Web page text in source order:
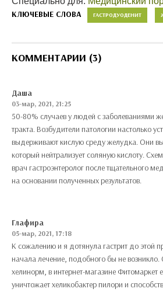
КЛЮЧЕВЫЕ СЛОВА ГАСТРОДУОДЕНИТ
КОММЕНТАРИИ (3)
Даша
03-мар, 2021, 21:25
50-80% случаев у людей с заболеваниями
тракта. Возбудители патологии настолько
выдерживают кислую среду желудка. Они
который нейтрализует соляную кислоту.
врач гастроэнтеролог после тщательного
на основании полученных результатов.
Глафира
05-мар, 2021, 17:18
К сожалению и я дотянула гастрит до этой
начала лечение, подобного бы не
хелинорм, в интернет-магазине Фитомаркет
уничтожает хеликобактер пилори и